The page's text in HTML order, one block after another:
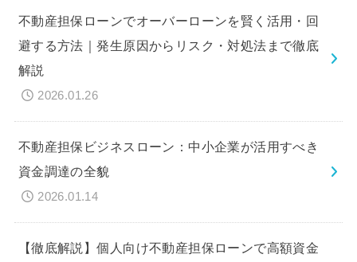
不動産担保ローンでオーバーローンを賢く活用・回
避する方法｜発生原因からリスク・対処法まで徹底
解説
2026.01.26
不動産担保ビジネスローン：中小企業が活用すべき
資金調達の全貌
2026.01.14
【徹底解説】個人向け不動産担保ローンで高額資金